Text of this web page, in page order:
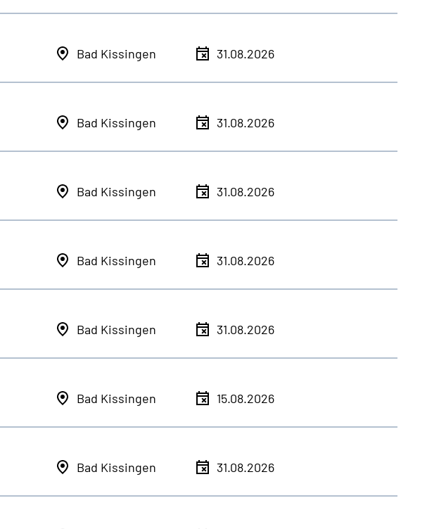
Bad Kissingen 31.08.2026
Bad Kissingen 31.08.2026
Bad Kissingen 31.08.2026
Bad Kissingen 31.08.2026
Bad Kissingen 31.08.2026
Bad Kissingen 15.08.2026
Bad Kissingen 31.08.2026